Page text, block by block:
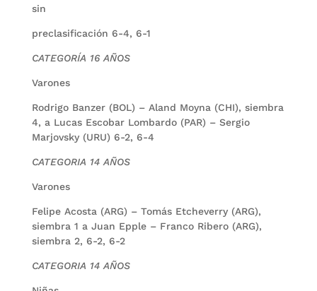
sin
preclasificación 6-4, 6-1
CATEGORÍA 16 AÑOS
Varones
Rodrigo Banzer (BOL) – Aland Moyna (CHI), siembra
4, a Lucas Escobar Lombardo (PAR) – Sergio
Marjovsky (URU) 6-2, 6-4
CATEGORIA 14 AÑOS
Varones
Felipe Acosta (ARG) – Tomás Etcheverry (ARG),
siembra 1 a Juan Epple – Franco Ribero (ARG),
siembra 2, 6-2, 6-2
CATEGORIA 14 AÑOS